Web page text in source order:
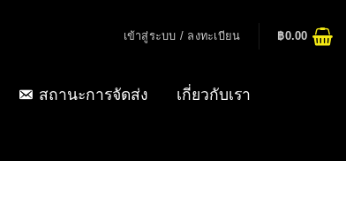
เข้าสู่ระบบ / ลงทะเบียน ฿0.00
สถานะการจัดส่ง เกี่ยวกับเรา